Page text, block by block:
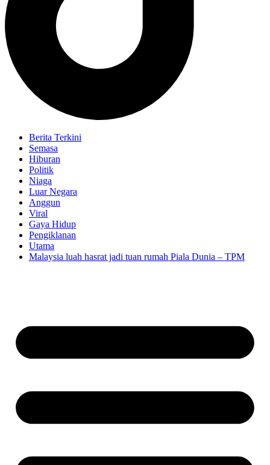
Berita Terkini
Semasa
Hiburan
Politik
Niaga
Luar Negara
Anggun
Viral
Gaya Hidup
Pengiklanan
Utama
Malaysia luah hasrat jadi tuan rumah Piala Dunia – TPM